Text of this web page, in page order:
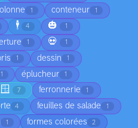
1 conteneur 1
🕴️ 4 🎃 1
1 💀 1
1 dessin 1
1 éplucheur 1
🪟 7 ferronnerie 1
4 feuilles de salade 1
1 formes colorées 2